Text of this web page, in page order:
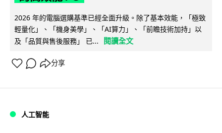
2026 年的電腦選購基準已經全面升級。除了基本效能，「極致
輕量化」、「機身美學」、「AI算力」、「前瞻技術加持」以
及「品質與售後服務」 已...
閱讀全文
分享
人工智能